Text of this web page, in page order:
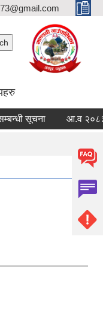
सूचना आ.व २०८३/०८४